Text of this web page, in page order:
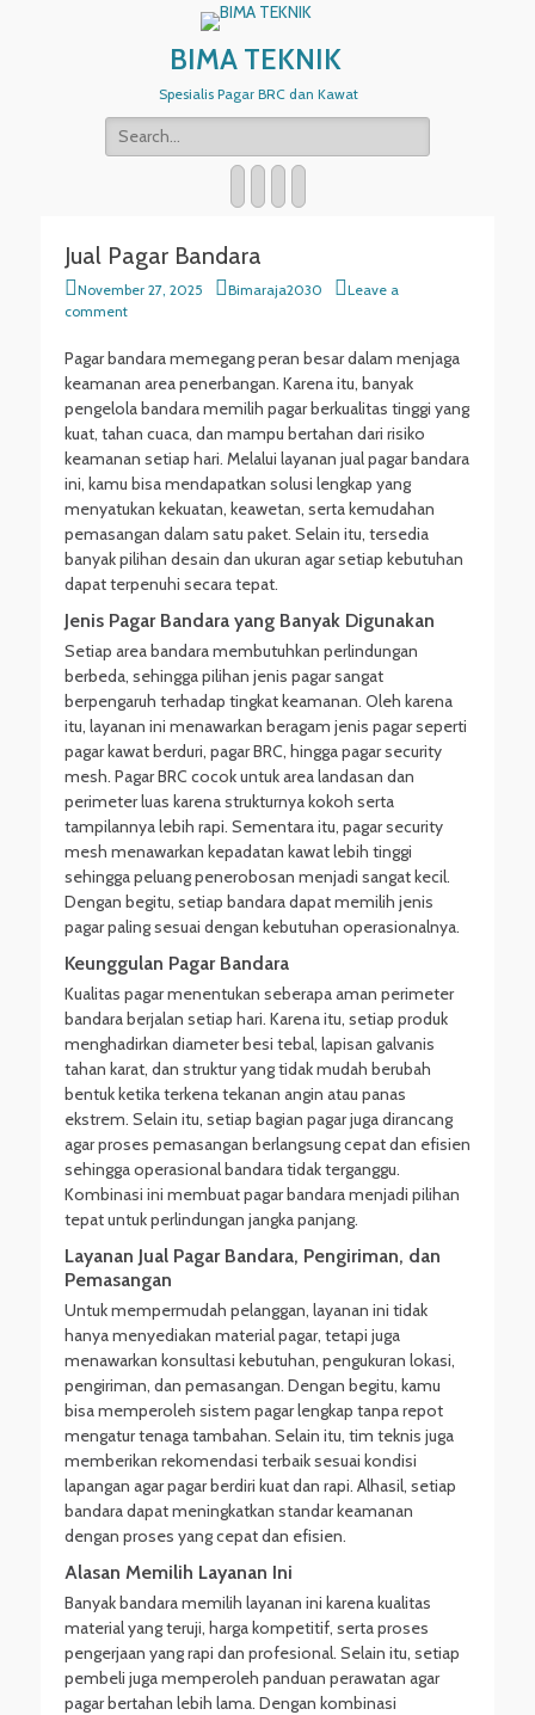
BIMA TEKNIK
Spesialis Pagar BRC dan Kawat
Search
for:
Jual Pagar Bandara
Posted
on
November 27, 2025 Author
Bimaraja2030
Leave a
comment
Pagar bandara memegang peran besar dalam menjaga
keamanan area penerbangan. Karena itu, banyak
pengelola bandara memilih pagar berkualitas tinggi yang
kuat, tahan cuaca, dan mampu bertahan dari risiko
keamanan setiap hari. Melalui layanan jual pagar bandara
ini, kamu bisa mendapatkan solusi lengkap yang
menyatukan kekuatan, keawetan, serta kemudahan
pemasangan dalam satu paket. Selain itu, tersedia
banyak pilihan desain dan ukuran agar setiap kebutuhan
dapat terpenuhi secara tepat.
Jenis Pagar Bandara yang Banyak Digunakan
Setiap area bandara membutuhkan perlindungan
berbeda, sehingga pilihan jenis pagar sangat
berpengaruh terhadap tingkat keamanan. Oleh karena
itu, layanan ini menawarkan beragam jenis pagar seperti
pagar kawat berduri, pagar BRC, hingga pagar security
mesh. Pagar BRC cocok untuk area landasan dan
perimeter luas karena strukturnya kokoh serta
tampilannya lebih rapi. Sementara itu, pagar security
mesh menawarkan kepadatan kawat lebih tinggi
sehingga peluang penerobosan menjadi sangat kecil.
Dengan begitu, setiap bandara dapat memilih jenis
pagar paling sesuai dengan kebutuhan operasionalnya.
Keunggulan Pagar Bandara
Kualitas pagar menentukan seberapa aman perimeter
bandara berjalan setiap hari. Karena itu, setiap produk
menghadirkan diameter besi tebal, lapisan galvanis
tahan karat, dan struktur yang tidak mudah berubah
bentuk ketika terkena tekanan angin atau panas
ekstrem. Selain itu, setiap bagian pagar juga dirancang
agar proses pemasangan berlangsung cepat dan efisien
sehingga operasional bandara tidak terganggu.
Kombinasi ini membuat pagar bandara menjadi pilihan
tepat untuk perlindungan jangka panjang.
Layanan Jual Pagar Bandara, Pengiriman, dan
Pemasangan
Untuk mempermudah pelanggan, layanan ini tidak
hanya menyediakan material pagar, tetapi juga
menawarkan konsultasi kebutuhan, pengukuran lokasi,
pengiriman, dan pemasangan. Dengan begitu, kamu
bisa memperoleh sistem pagar lengkap tanpa repot
mengatur tenaga tambahan. Selain itu, tim teknis juga
memberikan rekomendasi terbaik sesuai kondisi
lapangan agar pagar berdiri kuat dan rapi. Alhasil, setiap
bandara dapat meningkatkan standar keamanan
dengan proses yang cepat dan efisien.
Alasan Memilih Layanan Ini
Banyak bandara memilih layanan ini karena kualitas
material yang teruji, harga kompetitif, serta proses
pengerjaan yang rapi dan profesional. Selain itu, setiap
pembeli juga memperoleh panduan perawatan agar
pagar bertahan lebih lama. Dengan kombinasi